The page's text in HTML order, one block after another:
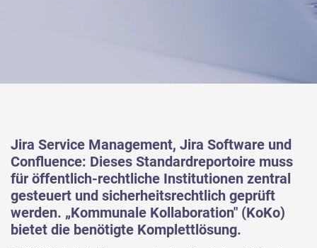
Jira Service Management, Jira Software und
Confluence: Dieses Standardreportoire muss
für öffentlich-rechtliche Institutionen zentral
gesteuert und sicherheitsrechtlich geprüft
werden. „Kommunale Kollaboration" (KoKo)
bietet die benötigte Komplettlösung.